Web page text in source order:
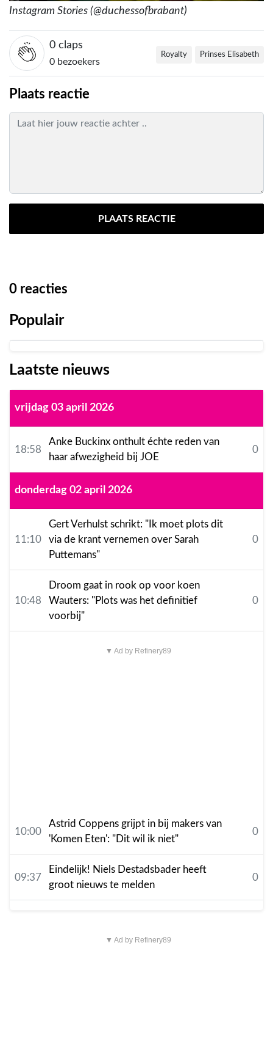
Instagram Stories (@duchessofbrabant)
0 claps
0 bezoekers
Royalty Prinses Elisabeth
Plaats reactie
PLAATS REACTIE
0 reacties
Populair
Laatste nieuws
vrijdag 03 april 2026
18:58
Anke Buckinx onthult échte reden van
haar afwezigheid bij JOE
0
donderdag 02 april 2026
11:10
Gert Verhulst schrikt: "Ik moet plots dit
via de krant vernemen over Sarah
Puttemans"
0
10:48
Droom gaat in rook op voor koen
Wauters: "Plots was het definitief
voorbij"
0
▼ Ad by Refinery89
10:00
Astrid Coppens grijpt in bij makers van
'Komen Eten': "Dit wil ik niet"
0
09:37
Eindelijk! Niels Destadsbader heeft
groot nieuws te melden
0
▼ Ad by Refinery89